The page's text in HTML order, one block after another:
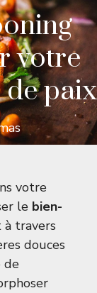
votre
de paix
votre
le bien-
à travers
douces
de